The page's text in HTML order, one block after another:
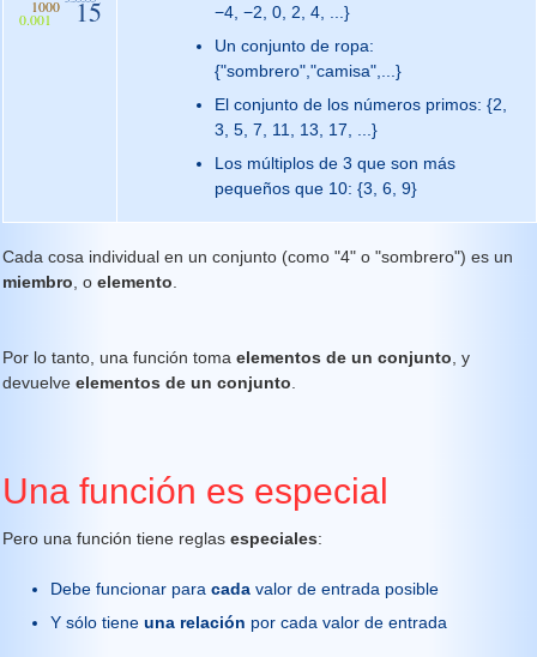
−4, −2, 0, 2, 4, ...}
Un conjunto de ropa:
{"sombrero","camisa",...}
El conjunto de los números primos: {2,
3, 5, 7, 11, 13, 17, ...}
Los múltiplos de 3 que son más
pequeños que 10: {3, 6, 9}
Cada cosa individual en un conjunto (como "4" o "sombrero") es un
miembro , o elemento
Por lo tanto, una función toma elementos de un conjunto , y
devuelve elementos de un conjunto
Una función es especial
Pero una función tiene reglas especiales:
Debe funcionar para cada valor de entrada posible
Y sólo tiene una relación por cada valor de entrada